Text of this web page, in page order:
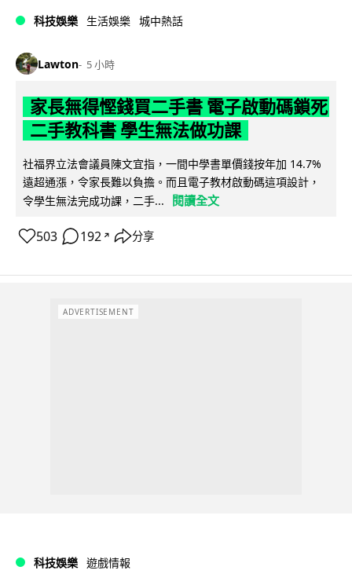
科技娛樂 生活娛樂 城中熱話
Lawton 5 小時
家長無得慳錢買二手書 電子啟動碼鎖死
二手教科書 學生無法做功課
社福界立法會議員陳文宜指，一間中學書單價錢按年加 14.7%
遠超通漲，令家長難以負擔。而且電子教材啟動碼這項設計，
令學生無法完成功課，二手...
閱讀全文
503 192 ↗ 分享
ADVERTISEMENT
科技娛樂 遊戲情報